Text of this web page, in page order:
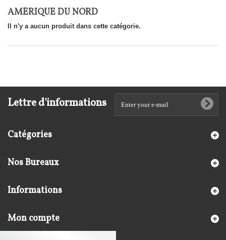
AMÉRIQUE DU NORD
Il n'y a aucun produit dans cette catégorie.
Lettre d'informations
Catégories
Nos Bureaux
Informations
Mon compte